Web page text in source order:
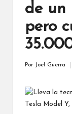
de un
pero
Por Joel Guerra